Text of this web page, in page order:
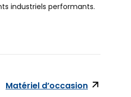
industriels performants.
Matériel d’occasion